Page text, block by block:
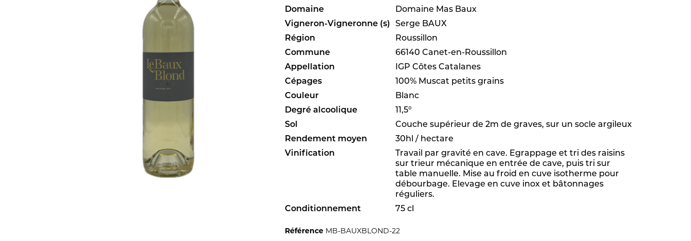
Domaine
Domaine Mas Baux
Vigneron-Vigneronne (s)
Serge BAUX
Région
Roussillon
Commune
66140 Canet-en-Roussillon
Appellation
IGP Côtes Catalanes
Cépages
100% Muscat petits grains
Couleur
Blanc
Degré alcoolique
11,5°
Sol
Couche supérieur de 2m de graves, sur un socle argileux
Rendement moyen
30hl / hectare
Vinification
Travail par gravité en cave. Egrappage et tri des raisins
sur trieur mécanique en entrée de cave, puis tri sur
table manuelle. Mise au froid en cuve isotherme pour
débourbage. Elevage en cuve inox et bâtonnages
réguliers.
Conditionnement
75 cl
Référence MB-BAUXBLOND-22